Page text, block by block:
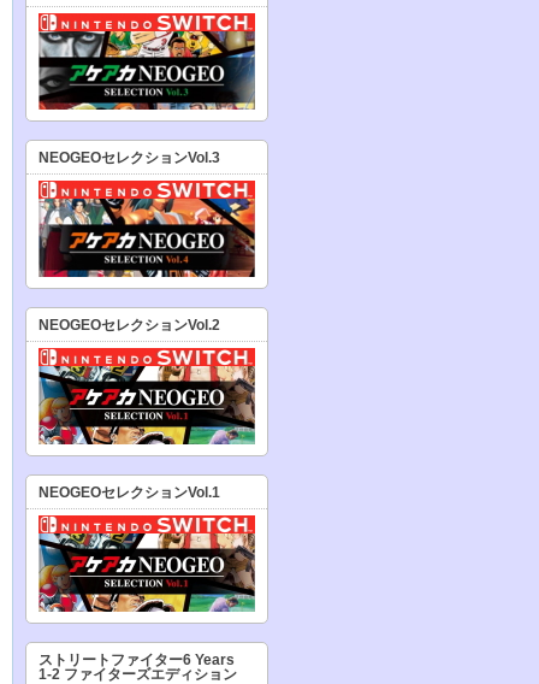
NEOGEOセレクションVol.3
NEOGEOセレクションVol.2
NEOGEOセレクションVol.1
ストリートファイター6 Years
1-2 ファイターズエディション